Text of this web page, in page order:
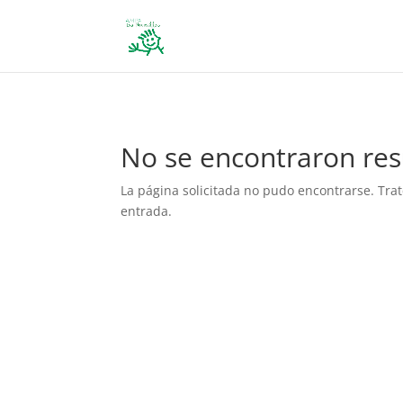
No se encontraron
La página solicitada no pudo encontrarse.
entrada.